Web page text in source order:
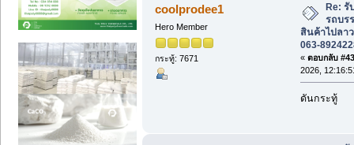
coolprodee1
Hero Member
กระทู้: 7671
Re: รั
รถบร
สินค้าไปลา
063-
« ตอบกลับ
2026,
ดันกระทู้